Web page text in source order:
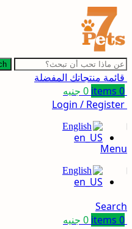
قائمة منتجاتك المفضلة
0
items
0 جنيه
Login / Register
English
Menu
English
Search
0
items
0 جنيه